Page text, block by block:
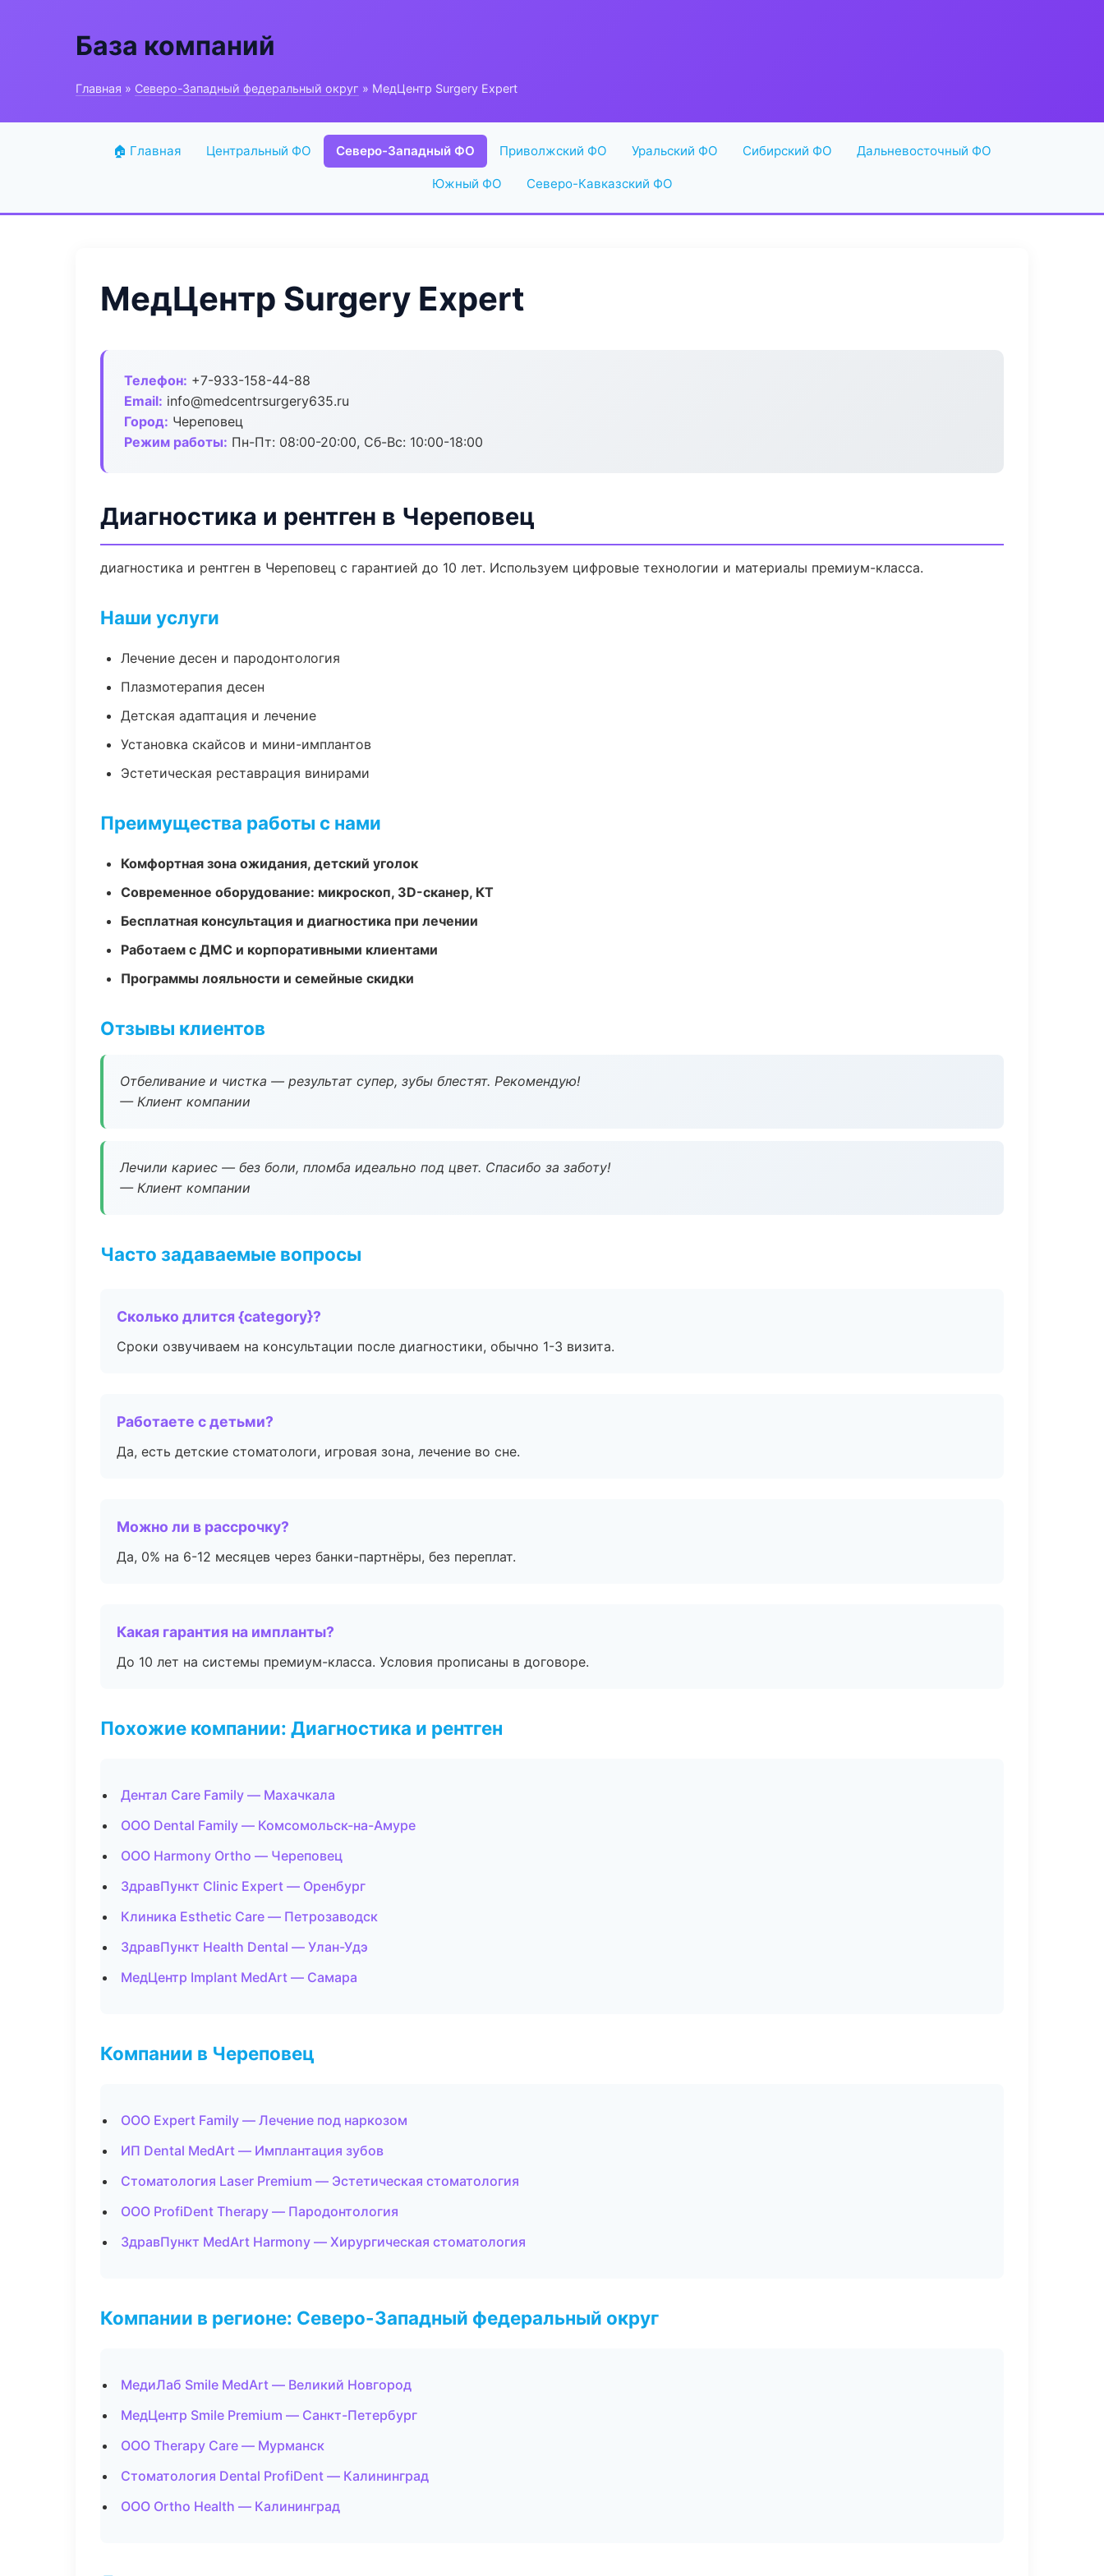
База компаний
Главная » Северо-Западный федеральный округ » МедЦентр Surgery Expert
🏠 Главная Центральный ФО Северо-Западный ФО Приволжский ФО Уральский ФО Сибирский ФО Дальневосточный ФО
Южный ФО Северо-Кавказский ФО
МедЦентр Surgery Expert
Телефон: +7-933-158-44-88
Email: info@medcentrsurgery635.ru
Город: Череповец
Режим работы: Пн-Пт: 08:00-20:00, Сб-Вс: 10:00-18:00
Диагностика и рентген в Череповец
диагностика и рентген в Череповец с гарантией до 10 лет. Используем цифровые технологии и материалы премиум-класса.
Наши услуги
Лечение десен и пародонтология
Плазмотерапия десен
Детская адаптация и лечение
Установка скайсов и мини-имплантов
Эстетическая реставрация винирами
Преимущества работы с нами
Комфортная зона ожидания, детский уголок
Современное оборудование: микроскоп, 3D-сканер, КТ
Бесплатная консультация и диагностика при лечении
Работаем с ДМС и корпоративными клиентами
Программы лояльности и семейные скидки
Отзывы клиентов
Отбеливание и чистка — результат супер, зубы блестят. Рекомендую!
— Клиент компании
Лечили кариес — без боли, пломба идеально под цвет. Спасибо за заботу!
— Клиент компании
Часто задаваемые вопросы
Сколько длится {category}?
Сроки озвучиваем на консультации после диагностики, обычно 1-3 визита.
Работаете с детьми?
Да, есть детские стоматологи, игровая зона, лечение во сне.
Можно ли в рассрочку?
Да, 0% на 6-12 месяцев через банки-партнёры, без переплат.
Какая гарантия на импланты?
До 10 лет на системы премиум-класса. Условия прописаны в договоре.
Похожие компании: Диагностика и рентген
Дентал Care Family — Махачкала
ООО Dental Family — Комсомольск-на-Амуре
ООО Harmony Ortho — Череповец
ЗдравПункт Clinic Expert — Оренбург
Клиника Esthetic Care — Петрозаводск
ЗдравПункт Health Dental — Улан-Удэ
МедЦентр Implant MedArt — Самара
Компании в Череповец
ООО Expert Family — Лечение под наркозом
ИП Dental MedArt — Имплантация зубов
Стоматология Laser Premium — Эстетическая стоматология
ООО ProfiDent Therapy — Пародонтология
ЗдравПункт MedArt Harmony — Хирургическая стоматология
Компании в регионе: Северо-Западный федеральный округ
МедиЛаб Smile MedArt — Великий Новгород
МедЦентр Smile Premium — Санкт-Петербург
ООО Therapy Care — Мурманск
Стоматология Dental ProfiDent — Калининград
ООО Ortho Health — Калининград